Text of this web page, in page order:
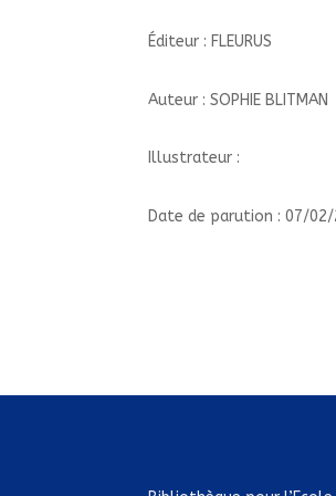
Éditeur : FLEURUS
Auteur : SOPHIE BLITMAN
Illustrateur :
Date de parution : 07/02/